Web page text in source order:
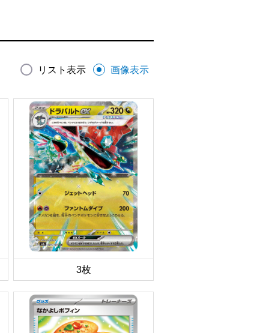
リスト表示 画像表示
3枚